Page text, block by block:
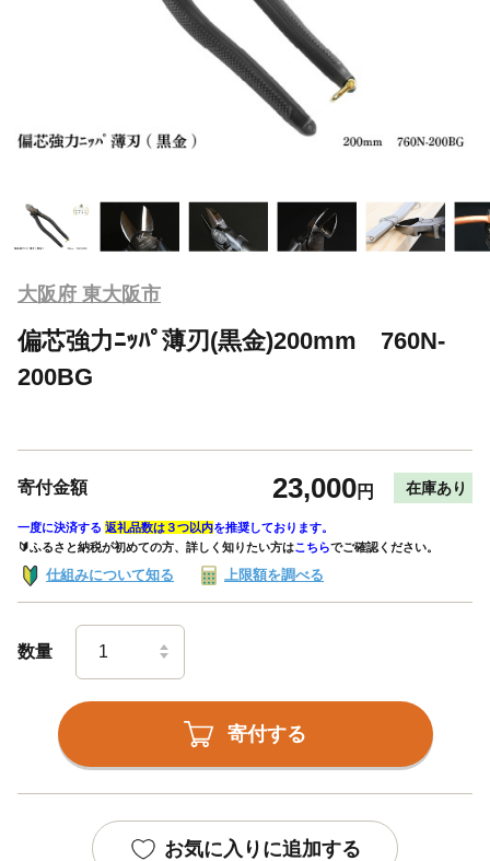
大阪府 東大阪市
偏芯強力ﾆｯﾊﾟ薄刃(黒金)200mm 760N-
200BG
寄付金額 23,000円 在庫あり
一度に決済する 返礼品数は３つ以内を推奨しております。
🔰ふるさと納税が初めての方、詳しく知りたい方はこちらでご確認ください。
仕組みについて知る 上限額を調べる
数量
寄付する
お気に入りに追加する